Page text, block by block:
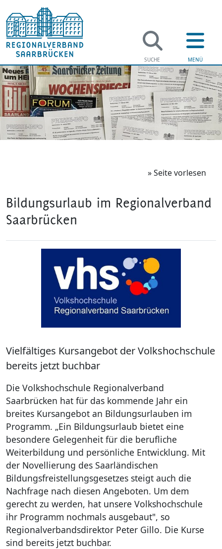
» Seite vorlesen
Bildungsurlaub im Regionalverband
Saarbrücken
Vielfältiges Kursangebot der Volkshochschule
bereits jetzt buchbar
Die Volkshochschule Regionalverband
Saarbrücken hat für das kommende Jahr ein
breites Kursangebot an Bildungsurlauben im
Programm. „Ein Bildungsurlaub bietet eine
besondere Gelegenheit für die berufliche
Weiterbildung und persönliche Entwicklung. Mit
der Novellierung des Saarländischen
Bildungsfreistellungsgesetzes steigt auch die
Nachfrage nach diesen Angeboten. Um dem
gerecht zu werden, hat unsere Volkshochschule
ihr Programm nochmals ausgebaut", so
Regionalverbandsdirektor Peter Gillo. Die Kurse
sind bereits jetzt buchbar.